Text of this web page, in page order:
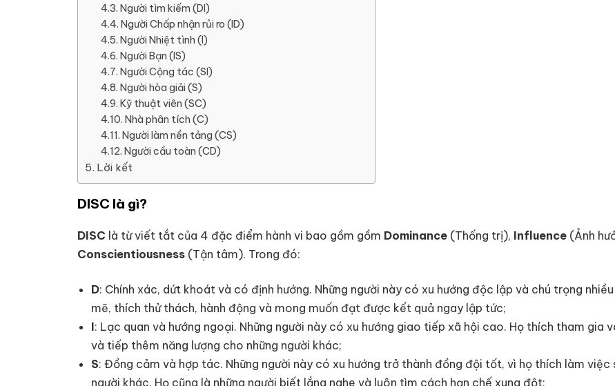
Người tìm kiếm (DI)
Người Chấp nhận rủi ro (ID)
Người Nhiệt tình (I)
Người Bạn (IS)
Người Cộng tác (SI)
Người hòa giải (S)
Kỹ thuật viên (SC)
Nhà phân tích (C)
Người làm nền tảng (CS)
Người cầu toàn (CD)
Lời kết
DISC là gì?
DISC là từ viết tắt của 4 đặc điểm hành vi bao gồm gồm Dominance (Thống trị), Influence (Ảnh
Conscientiousness (Tận tâm). Trong đó:
D: Chính xác, dứt khoát và có định hướng. Những người này có xu hướng độc lập và chú trọng
mẽ, thích thử thách, hành động và mong muốn đạt được kết quả ngay lập tức;
I: Lạc quan và hướng ngoại. Những người này có xu hướng giao tiếp xã hội cao. Họ thích tham gia
và tiếp thêm năng lượng cho những người khác;
S: Đồng cảm và hợp tác. Những người này có xu hướng trở thành đồng đội tốt, vì họ thích làm việc
người khác. Họ cũng là những người biết lắng nghe và luôn tìm cách hạn chế xung đột;